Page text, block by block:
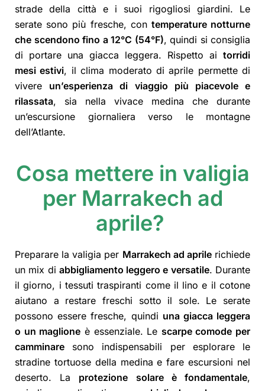
strade della città e i suoi rigogliosi giardini. Le
serate sono più fresche, con temperature notturne
che scendono fino a 12°C (54°F), quindi si consiglia
di portare una giacca leggera. Rispetto ai torridi
mesi estivi, il clima moderato di aprile permette di
vivere un’esperienza di viaggio più piacevole e
rilassata, sia nella vivace medina che durante
un’escursione giornaliera verso le montagne
dell’Atlante.
Cosa mettere in valigia
per Marrakech ad
aprile?
Preparare la valigia per Marrakech ad aprilerichiede
un mix di abbigliamento leggero e versatile. Durante
il giorno, i tessuti traspiranti come il lino e il cotone
aiutano a restare freschi sotto il sole. Le serate
possono essere fresche, quindi una giacca leggera
o un maglione è essenziale. Le scarpe comode per
camminare sono indispensabili per esplorare le
stradine tortuose della medina e fare escursioni nel
deserto. La protezione solare è fondamentale,